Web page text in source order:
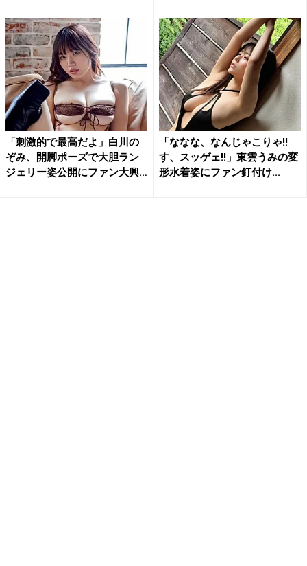
「刺激的で最高だよ」白川の
ぞみ、開脚ポーズで大胆ラン
ジェリー姿公開にファン大興
「ななな、なんじゃこりゃ!!
す、スッゲェ!!」東雲うみの変
形水着姿にファン釘付け...